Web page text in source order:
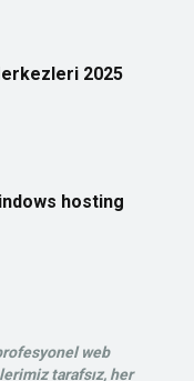
2025
hosting
web
tarafsız, her